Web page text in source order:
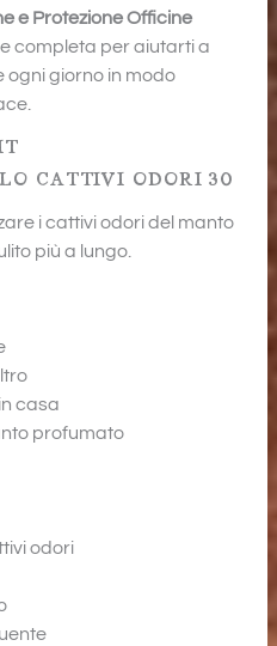
e Protezione Officine
completa per aiutarti a
giorno in modo
CATTIVI ODORI 30
i cattivi odori del manto
più a lungo.
casa
profumato
odori